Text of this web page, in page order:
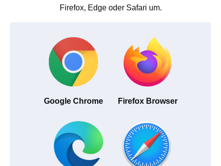
Firefox, Edge oder Safari um.
Google Chrome Firefox Browser